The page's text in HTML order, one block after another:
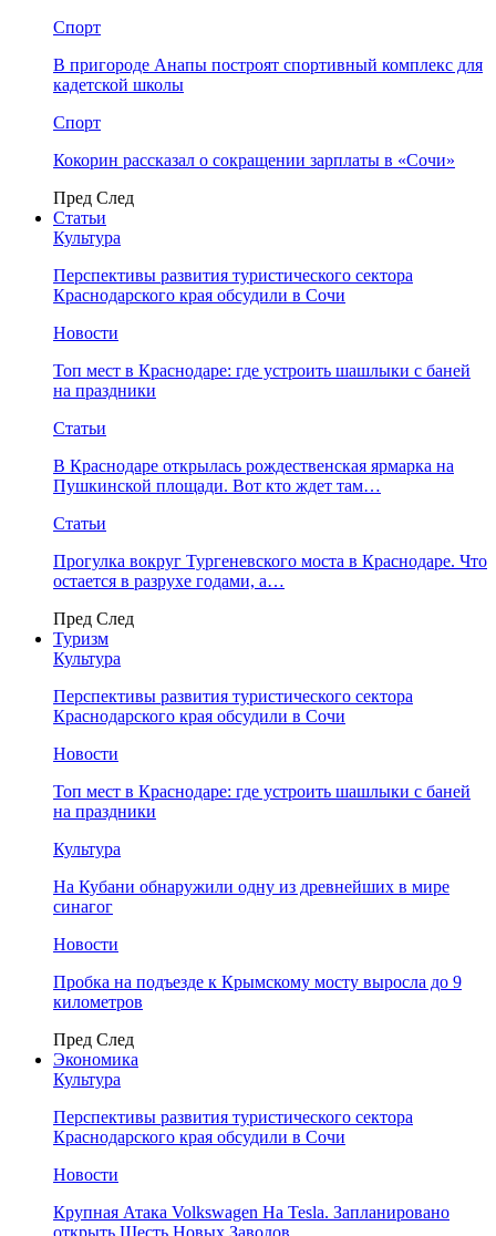
Спорт
В пригороде Анапы построят спортивный комплекс для
кадетской школы
Спорт
Кокорин рассказал о сокращении зарплаты в «Сочи»
Пред След
Статьи
Культура
Перспективы развития туристического сектора
Краснодарского края обсудили в Сочи
Новости
Топ мест в Краснодаре: где устроить шашлыки с баней
на праздники
Статьи
В Краснодаре открылась рождественская ярмарка на
Пушкинской площади. Вот кто ждет там…
Статьи
Прогулка вокруг Тургеневского моста в Краснодаре. Что
остается в разрухе годами, а…
Пред След
Туризм
Культура
Перспективы развития туристического сектора
Краснодарского края обсудили в Сочи
Новости
Топ мест в Краснодаре: где устроить шашлыки с баней
на праздники
Культура
На Кубани обнаружили одну из древнейших в мире
синагог
Новости
Пробка на подъезде к Крымскому мосту выросла до 9
километров
Пред След
Экономика
Культура
Перспективы развития туристического сектора
Краснодарского края обсудили в Сочи
Новости
Крупная Атака Volkswagen На Tesla. Запланировано
открыть Шесть Новых Заводов